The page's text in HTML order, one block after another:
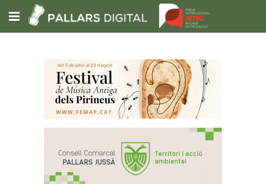
Subscriu-t'hi
Portada